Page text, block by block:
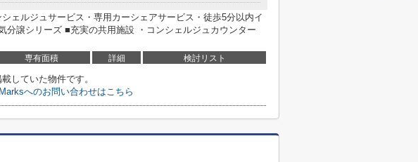
ェルジュサービス・専用カーシェアサービス・徒歩5分以内イ
分譲シリーズ ■充実の共用施設 ・コンシェルジュカウンター
専有面積 詳細 検討リスト
していた物件です。
へのお問い合わせはこちら